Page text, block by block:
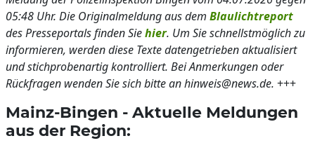
05:48 Uhr. Die Originalmeldung aus dem Blaulichtreport
des Presseportals finden Siehier. Um Sie schnellstmöglich zu
informieren, werden diese Texte datengetrieben aktualisiert
und stichprobenartig kontrolliert. Bei Anmerkungen oder
Rückfragen wenden Sie sich bitte an hinweis@news.de. +++
Mainz-Bingen - Aktuelle Meldungen
aus der Region: